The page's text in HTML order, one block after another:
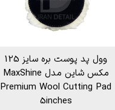
وول پد پوست بره سایز 125
مکس شاین مدل MaxShine
Premium Wool Cutting Pad
5inches